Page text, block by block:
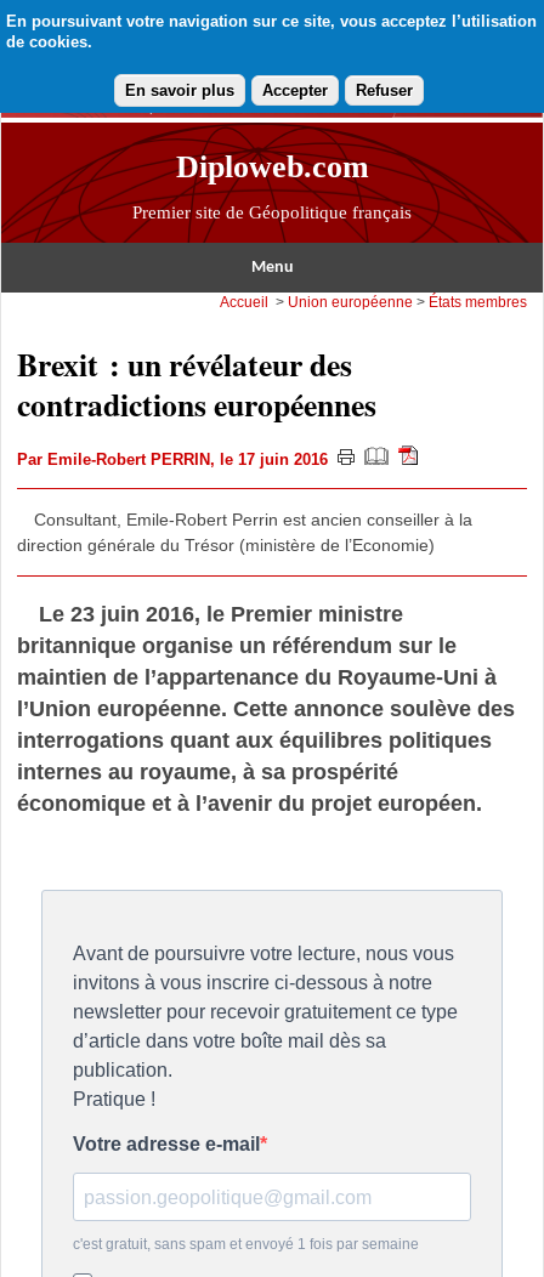
En poursuivant votre navigation sur ce site, vous acceptez l’utilisation
de cookies.
En savoir plus Accepter Refuser
Diploweb.com
Premier site de Géopolitique français
Menu
Accueil > Union européenne > États membres
Brexit : un révélateur des
contradictions européennes
Par Emile-Robert PERRIN, le 17 juin 2016
Consultant, Emile-Robert Perrin est ancien conseiller à la
direction générale du Trésor (ministère de l’Economie)
Le 23 juin 2016, le Premier ministre
britannique organise un référendum sur le
maintien de l’appartenance du Royaume-Uni à
l’Union européenne. Cette annonce soulève des
interrogations quant aux équilibres politiques
internes au royaume, à sa prospérité
économique et à l’avenir du projet européen.